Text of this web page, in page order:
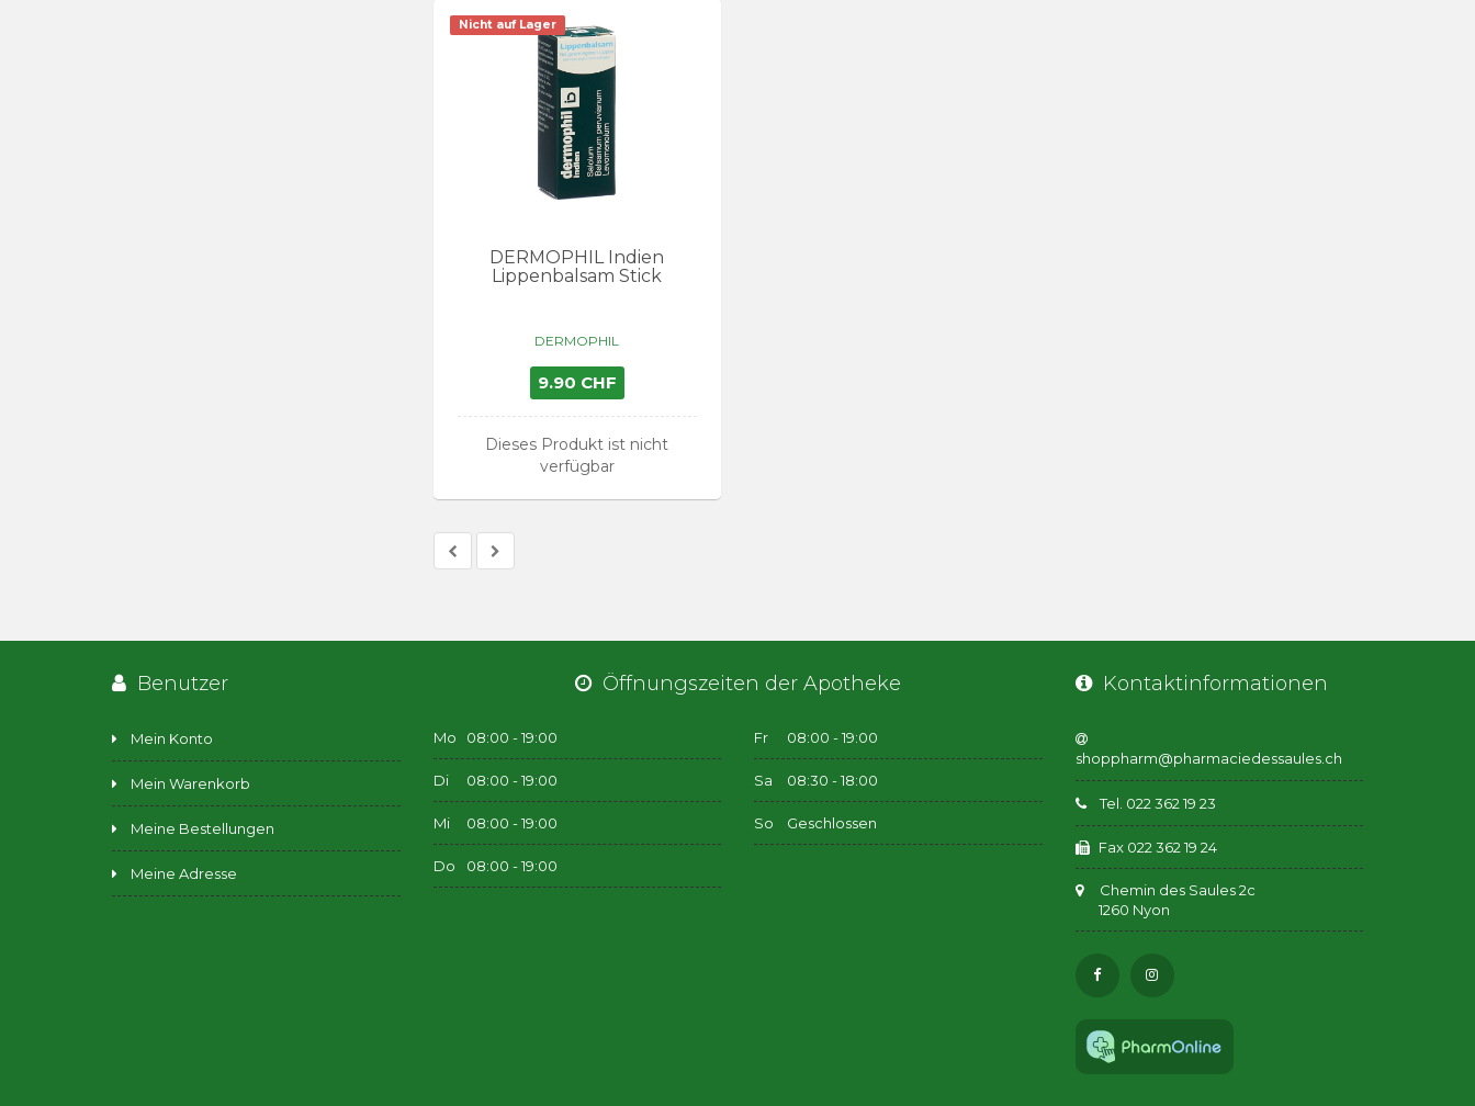
Nicht auf Lager
DERMOPHIL Indien
Lippenbalsam Stick
DERMOPHIL
9.90 CHF
Dieses Produkt ist nicht
verfügbar
Benutzer
Mein Konto
Mein Warenkorb
Meine Bestellungen
Meine Adresse
Öffnungszeiten der Apotheke
Mo 08:00 - 19:00
Di 08:00 - 19:00
Mi 08:00 - 19:00
Do 08:00 - 19:00
Fr 08:00 - 19:00
Sa 08:30 - 18:00
So Geschlossen
Kontaktinformationen
Tel. 022 362 19 23
Fax 022 362 19 24
Chemin des Saules 2c
1260 Nyon